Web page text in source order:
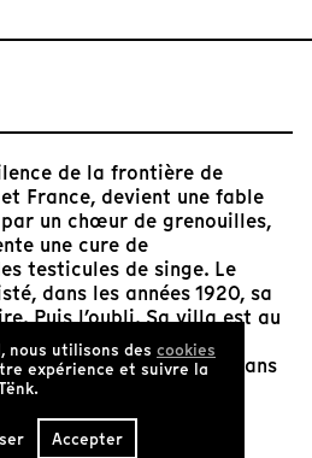
de la frontière de
France, devient une fable
un chœur de grenouilles,
une cure de
testicules de singe. Le
dans les années 1920, sa
Puis l’oubli. Sa villa est au
une frontière du silence,
devaient pas exister dans
l’éternel printemps
nous utilisons des cookies
expérience et suivre la
Accepter